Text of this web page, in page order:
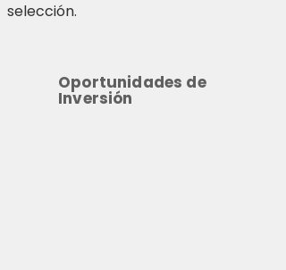
selección.
Oportunidades de
Inversión